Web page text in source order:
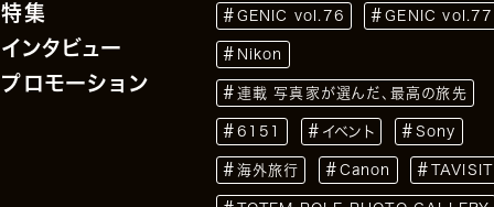
特集
インタビュー
プロモーション
GENIC vol.76 GENIC vol.77
Nikon
連載 写真家が選んだ、最高の旅先
6151 イベント Sony
海外旅行 Canon TAVISIT